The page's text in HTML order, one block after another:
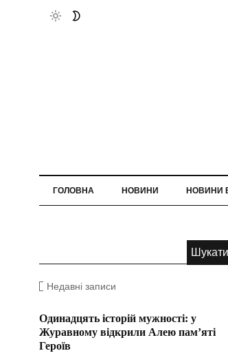
ГОЛОВНА НОВИНИ НОВИНИ
Недавні записи
Одинадцять історій мужності: у
Журавному відкрили Алею пам’яті
Героїв